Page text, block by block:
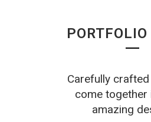
Carefully
come together
amazing